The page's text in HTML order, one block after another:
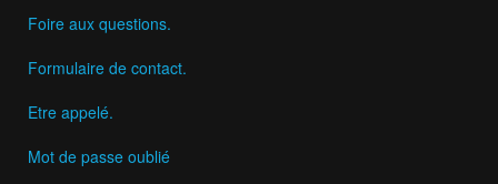
Foire aux questions.
Formulaire de contact.
Etre appelé.
Mot de passe oublié